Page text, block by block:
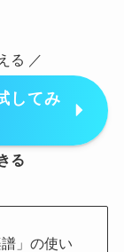
る ／
してみ
る
」の使い